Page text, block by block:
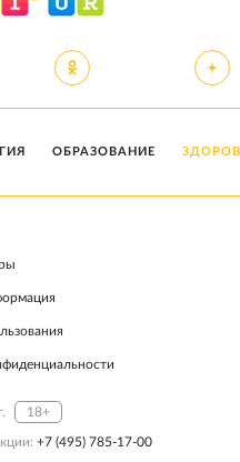
ОБРАЗОВАНИЕ
18+
+7 (495) 785-17-00